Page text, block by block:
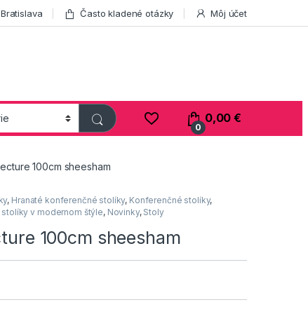
Často kladené otázky Môj účet
0
0,00€
100cm sheesham
, Hranaté konferenčné stolíky, Konferenčné stolíky,
v modernom štýle, Novinky, Stoly
100cm sheesham